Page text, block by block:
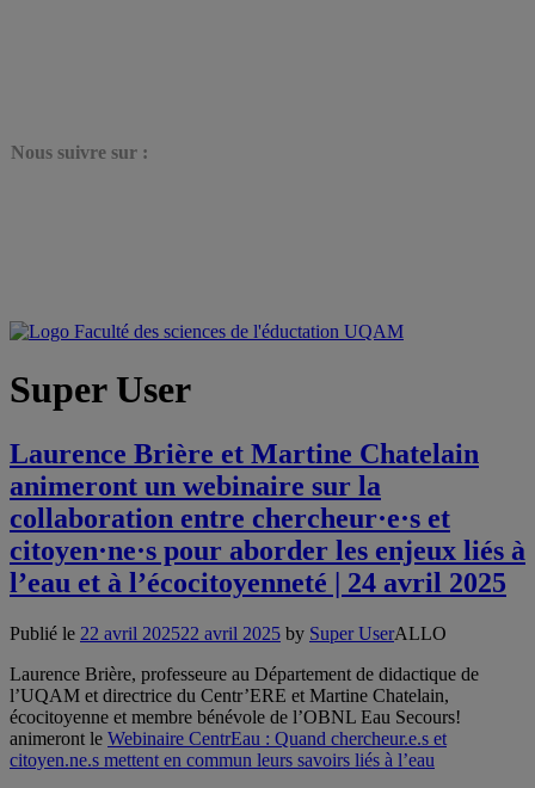
Nous suivre sur :
Super User
Laurence Brière et Martine Chatelain
animeront un webinaire sur la
collaboration entre chercheur·e·s et
citoyen·ne·s pour aborder les enjeux liés à
l’eau et à l’écocitoyenneté | 24 avril 2025
Publié le 22 avril 202522 avril 2025 by Super UserALLO
Laurence Brière, professeure au Département de didactique de
l’UQAM et directrice du Centr’ERE et Martine Chatelain,
écocitoyenne et membre bénévole de l’OBNL Eau Secours!
animeront le Webinaire CentrEau : Quand chercheur.e.s et
citoyen.ne.s mettent en commun leurs savoirs liés à l’eau